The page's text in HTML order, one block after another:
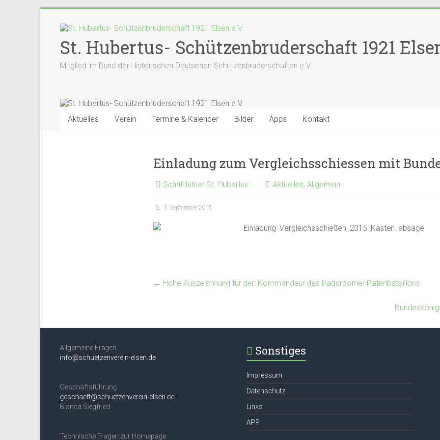
springen
St. Hubertus- Schützenbruderschaft 1921
Mitglied im Bund der Historischen Deutschen Schützenbruderschaften e.V.
Aktuelles Verein Termine & Kalender Bilder Apps Kontakt
Einladung zum Vergleichsschiessen mit
Schriftführer St. Hubertus Aktuelles, Allgemein
3. September 2015
← Hohe Auszeichnung für den Kommandeur des Paderborner Patenbataillons
Allgemeine Fragen
info@schuetzenverein-elsen.de
Geschäftsführung
geschaeft@schuetzenverein-elsen.de
Bianca Siegfried
Technische Fragen zur Homepage
Sonstiges
Impressum
Datenschutz
Links
APP